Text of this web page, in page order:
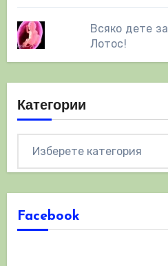
Всяко дете
Лотос!
Категории
Facebook